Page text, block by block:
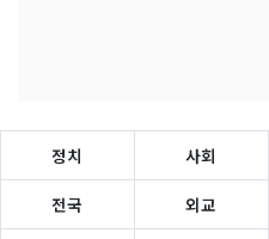
정치 사회
전국 외교